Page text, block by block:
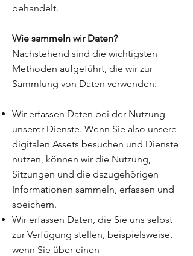
behandelt.
Wie sammeln wir Daten?
Nachstehend sind die wichtigsten
Methoden aufgeführt, die wir zur
Sammlung von Daten verwenden:
Wir erfassen Daten bei der Nutzung
unserer Dienste. Wenn Sie also unsere
digitalen Assets besuchen und Dienste
nutzen, können wir die Nutzung,
Sitzungen und die dazugehörigen
Informationen sammeln, erfassen und
speichern.
Wir erfassen Daten, die Sie uns selbst
zur Verfügung stellen, beispielsweise,
wenn Sie über einen